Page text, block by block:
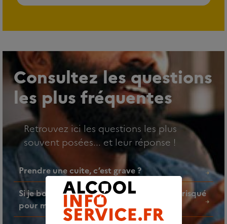
Consultez les questions
les plus fréquentes
Retrouvez ici les questions les plus
souvent posées... et leur réponse !
Prendre une cuite, c’est grave ?
Si je bois un verre d’alcool par jour, est-ce risqué
pour ma santé ?